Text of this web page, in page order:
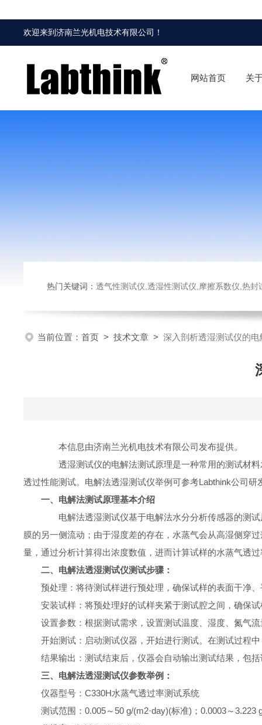
欢迎来到济南兰光机电技术有限公司 ！
网站首页 关
热门关键词： 透气性测试仪,透湿性测试仪,摩擦系数仪,热封试验仪,
当前位置： 首页 > 技术文章 > 深入剖析透湿测试仪的
本信息由济南兰光机电技术有限公司发布提供。
透湿测试仪的电解法测试原理是一种常用的测试材料
透过性能测试。电解法透湿测试仪举例可参考Labthink公司
一、电解法测试原理基本介绍
电解法透湿测试仪基于电解法水分分析传感器的测试
膜的另一侧流动；由于湿度差的存在，水蒸气会从高湿侧穿
量，通过分析计算得出浓度数值，进而计算试样的水蒸气透
二、电解法透湿测试仪测试步骤：
预处理：将待测试样进行预处理，确保试样的表面干净
安装试样：将预处理好的试样夹紧于测试腔之间，确保
设置参数：根据测试需求，设置测试温度、湿度、氮气
开始测试：启动测试仪器，开始进行测试。在测试过程
结果输出：测试结束后，仪器会自动输出测试结果，包
三、电解法透湿测试仪参数举例：
仪器型号：C330H水蒸气透过率测试系统
测试范围：0.005～50 g/(m2·day)(标准)；0.0003～3.223